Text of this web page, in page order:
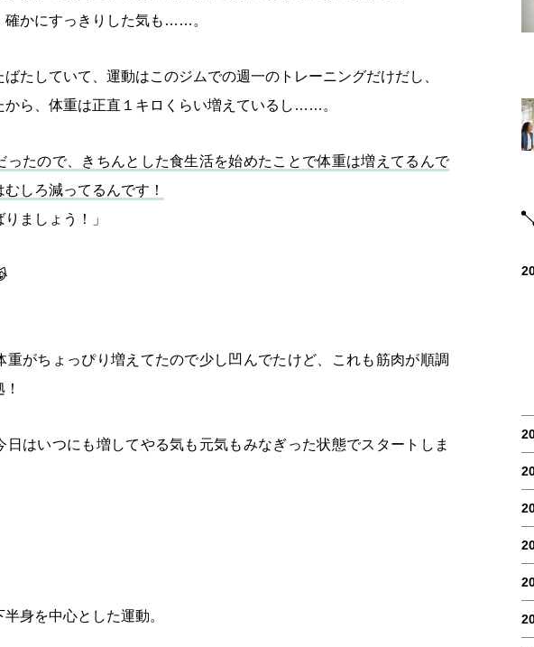
確かにすっきりした気も……。
たしていて、運動はこのジムでの週一のトレーニングだけだし、
から、体重は正直１キロくらい増えているし……。
ったので、きちんとした食生活を始めたことで体重は増えてるんで
しろ減ってるんです！
ましょう！」
重がちょっぴり増えてたので少し凹んでたけど、これも筋肉が順調
日はいつにも増してやる気も元気もみなぎった状態でスタートしま
身を中心とした運動。